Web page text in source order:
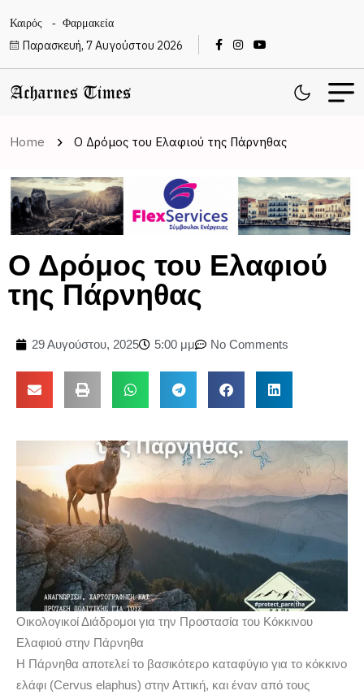
Καιρός Φαρμακεία
Παρασκευή, 7 Αυγούστου 2026
Home Ο Δρόμος του Ελαφιού της Πάρνηθας
Ο Δρόμος του Ελαφιού
της Πάρνηθας
29 Αυγούστου, 2025 5:00 μμ No Comments
Οικολογικοί Διάδρομοι για την Προστασία του Κόκκινου
Ελαφιού στην Πάρνηθα
Η Πάρνηθα αποτελεί το βασικότερο καταφύγιο για το κόκκινο
ελάφι (Cervus elaphus) στην Αττική, και έναν από τους